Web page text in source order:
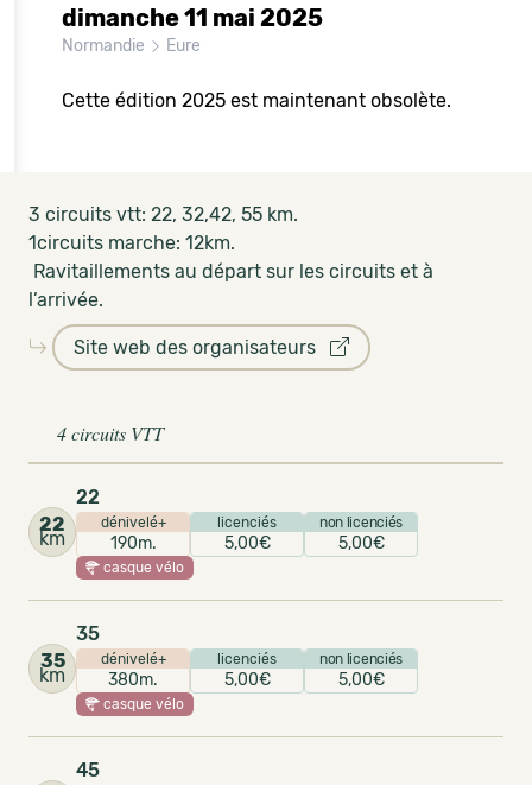
dimanche 11 mai 2025
Normandie Eure
Cette édition 2025 est maintenant obsolète.
3 circuits vtt: 22, 32,42, 55 km.
1circuits marche: 12km.
Ravitaillements au départ sur les circuits et à
l’arrivée.
Site web des organisateurs
4 circuits VTT
22
km
22
dénivelé+
190m.
licenciés
5,00€
non licenciés
5,00€
casque vélo
35
km
35
dénivelé+
380m.
licenciés
5,00€
non licenciés
5,00€
casque vélo
45